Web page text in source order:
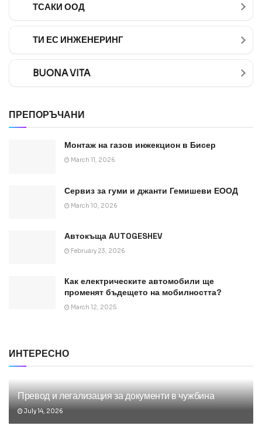
ТСАКИ ООД
ТИ ЕС ИНЖЕНЕРИНГ
BUONA VITA
ПРЕПОРЪЧАНИ
Монтаж на газов инжекцион в Бисер
March 11, 2026
Сервиз за гуми и джанти Гемишеви ЕООД
March 10, 2026
Автокъща AUTOGESHEV
February 23, 2026
Как електрическите автомобили ще
променят бъдещето на мобилността?
March 12, 2025
ИНТЕРЕСНО
Превод и легализация за документи в чужбина
July 14, 2026